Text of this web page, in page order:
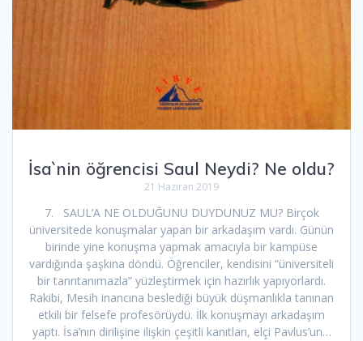
İsa`nin öğrencisi Saul Neydi? Ne oldu?
21 Haziran 2019
7. SAUL’A NE OLDUĞUNU DUYDUNUZ MU? Birçok
üniversitede konuşmalar yapan bir arkadaşım vardı. Günün
birinde yine konuşma yapmak amacıyla bir kampüse
vardığında şaşkına döndü. Öğrenciler, kendisini “üniversiteli
bir tanrıtanımazla” yüzleştirmek için hazırlık yapıyorlardı.
Rakibi, Mesih inancına beslediği büyük düşmanlıkla tanınan
etkili bir felsefe profesörüydü. İlk konuşmayı arkadaşım
yaptı. İsa’nın dirilişine ilişkin çeşitli kanıtları, elçi Pavlus’un…